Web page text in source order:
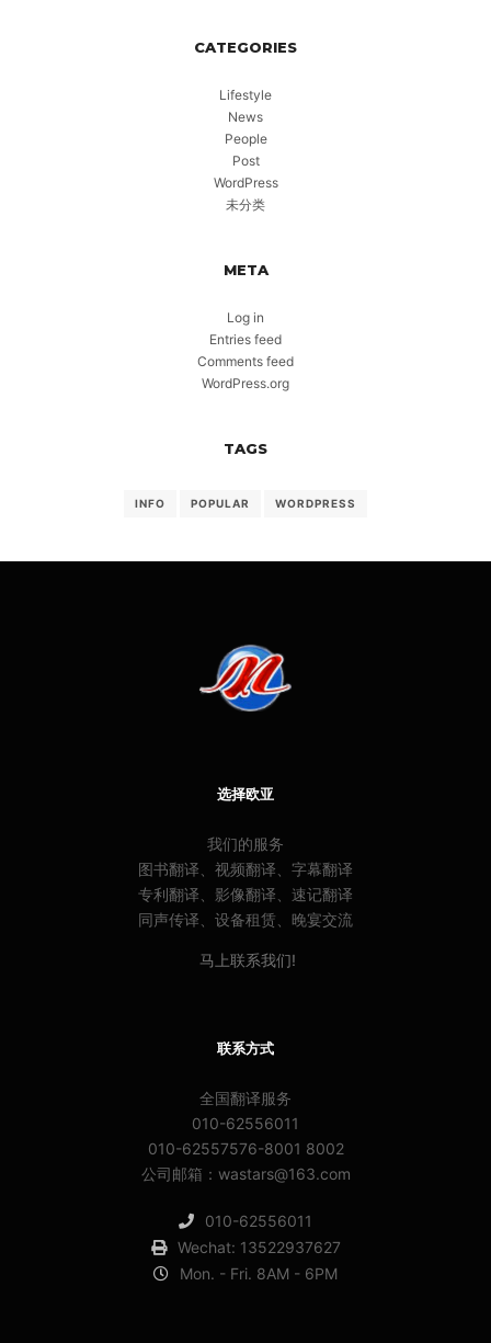
CATEGORIES
Lifestyle
News
People
Post
WordPress
未分类
META
Log in
Entries feed
Comments feed
WordPress.org
TAGS
INFO POPULAR WORDPRESS
选择欧亚
我们的服务
图书翻译、视频翻译、字幕翻译
专利翻译、影像翻译、速记翻译
同声传译、设备租赁、晚宴交流
马上联系我们!
联系方式
全国翻译服务
010-62556011
010-62557576-8001 8002
公司邮箱：wastars@163.com
010-62556011
Wechat: 13522937627
Mon. - Fri. 8AM - 6PM